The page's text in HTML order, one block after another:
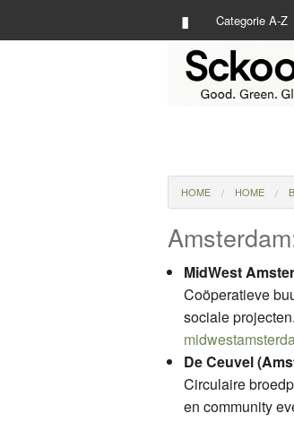
▮ Categorie A-Z
HOME HOME
MidWest
Coöperatieve
sociale projecten.
De Ceuvel
Circulaire
en community